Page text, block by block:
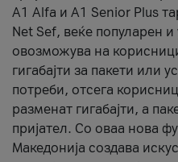
А1 Alfa и A1 Senior Plus
Net Sef, веќе популарен
овозможува на
гигабајти за пакети или
потреби, отсега
разменат гигабајти, а
пријател. Со оваа нова
Македонија создава